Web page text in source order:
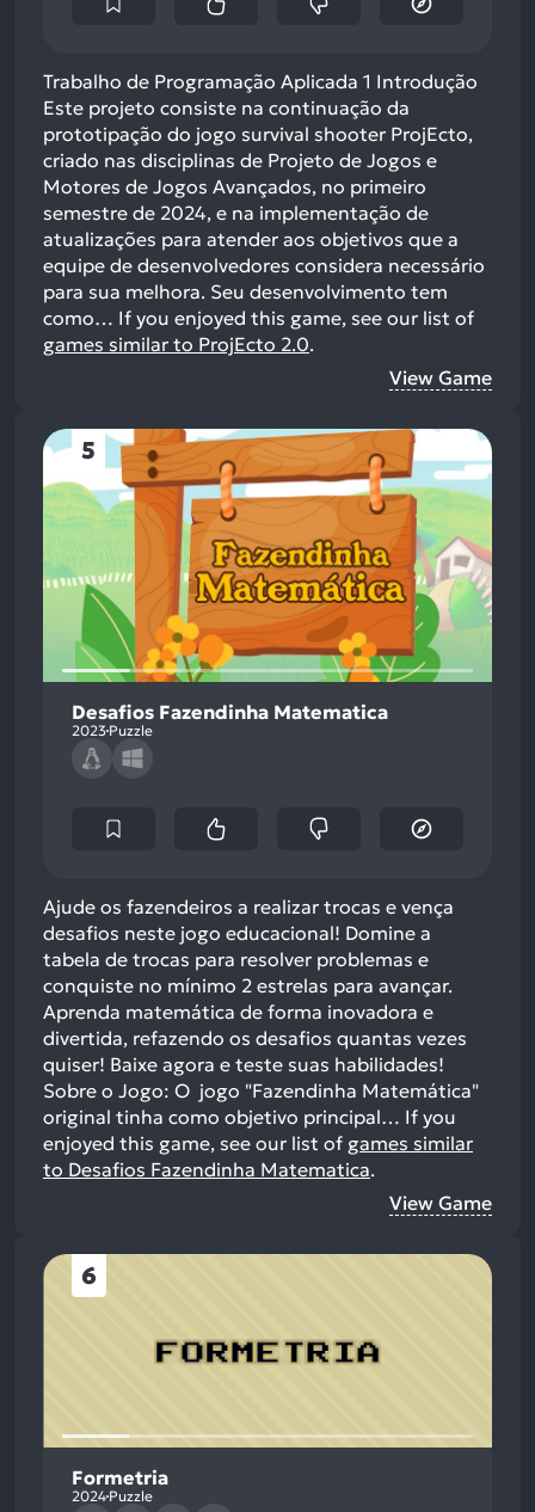
Trabalho de Programação Aplicada 1 Introdução
Este projeto consiste na continuação da
prototipação do jogo survival shooter ProjEcto,
criado nas disciplinas de Projeto de Jogos e
Motores de Jogos Avançados, no primeiro
semestre de 2024, e na implementação de
atualizações para atender aos objetivos que a
equipe de desenvolvedores considera necessário
para sua melhora. Seu desenvolvimento tem
como… If you enjoyed this game, see our list of
games similar to ProjEcto 2.0.
View Game
5
Desafios Fazendinha Matematica
2023 Puzzle
Ajude os fazendeiros a realizar trocas e vença
desafios neste jogo educacional! Domine a
tabela de trocas para resolver problemas e
conquiste no mínimo 2 estrelas para avançar.
Aprenda matemática de forma inovadora e
divertida, refazendo os desafios quantas vezes
quiser! Baixe agora e teste suas habilidades!
Sobre o Jogo: O jogo "Fazendinha Matemática"
original tinha como objetivo principal… If you
enjoyed this game, see our list of games similar
to Desafios Fazendinha Matematica.
View Game
6
Formetria
2024 Puzzle